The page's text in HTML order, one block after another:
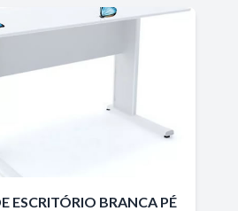
ESCRITÓRIO BRANCA PÉ